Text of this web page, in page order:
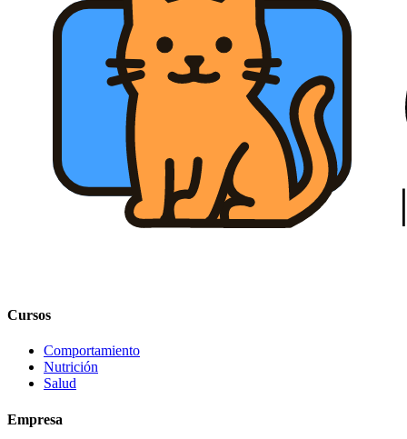
Cursos
Comportamiento
Nutrición
Salud
Empresa